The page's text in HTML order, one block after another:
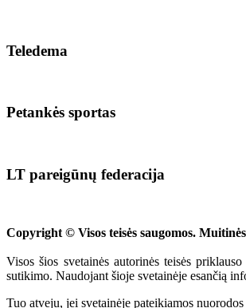
Teledema
Petankės sportas
LT pareigūnų federacija
Copyright © Visos teisės saugomos.
Visos šios svetainės autorinės teisės
sutikimo. Naudojant šioje svetainėje esančią
Tuo atveju, jei svetainėje pateikiamos